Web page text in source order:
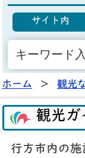
サイト内
ホーム > 観光
観光ガ
行方市内の施